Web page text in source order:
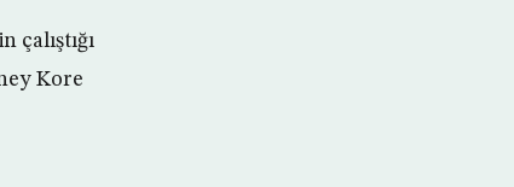
çalıştığı
Kore